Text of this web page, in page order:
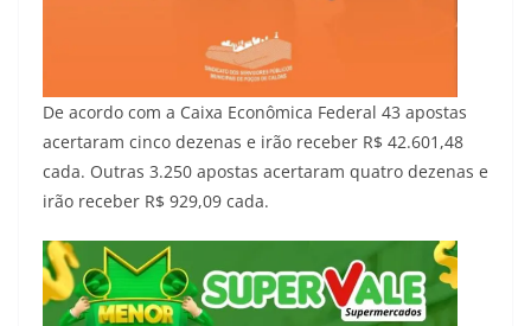
De acordo com a Caixa Econômica Federal 43 apostas
acertaram cinco dezenas e irão receber R$ 42.601,48
cada. Outras 3.250 apostas acertaram quatro dezenas e
irão receber R$ 929,09 cada.